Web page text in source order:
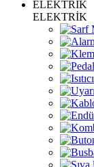
ELEKTRİK
ELEKTRİK